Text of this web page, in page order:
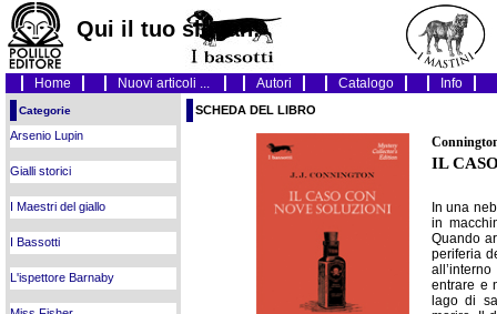
Qui il tuo slogan!
Home Nuovi articoli ... Autori Catalogo Info
Categorie
Arsenio Lupin
Gialli storici
I Maestri del giallo
I Bassotti
L'ispettore Barnaby
SCHEDA DEL LIBRO
IL
In una
in
Quando
periferia
entrare e
lago di